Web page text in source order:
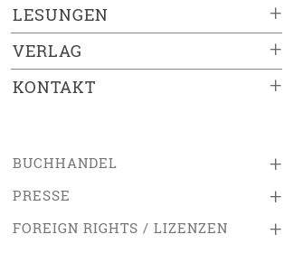
+
LESUNGEN
+
VERLAG
+
KONTAKT
+
BUCHHANDEL
+
PRESSE
+
FOREIGN RIGHTS / LIZENZEN